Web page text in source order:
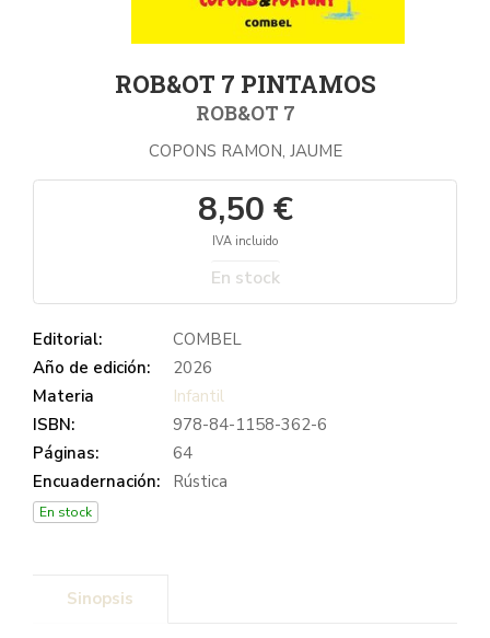
ROB&OT 7 PINTAMOS
ROB&OT 7
COPONS RAMON, JAUME
8,50 €
IVA incluido
En stock
Editorial:
COMBEL
Año de edición:
2026
Materia
Infantil
ISBN:
978-84-1158-362-6
Páginas:
64
Encuadernación:
Rústica
En stock
Sinopsis